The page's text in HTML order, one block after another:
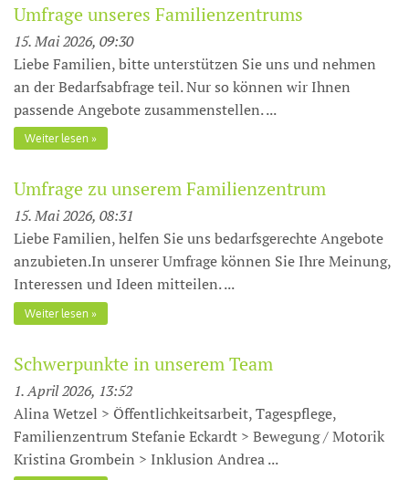
Umfrage unseres Familienzentrums
15. Mai 2026, 09:30
Liebe Familien, bitte unterstützen Sie uns und nehmen
an der Bedarfsabfrage teil. Nur so können wir Ihnen
passende Angebote zusammenstellen. ...
Weiter lesen
Umfrage zu unserem Familienzentrum
15. Mai 2026, 08:31
Liebe Familien, helfen Sie uns bedarfsgerechte Angebote
anzubieten.In unserer Umfrage können Sie Ihre Meinung,
Interessen und Ideen mitteilen. ...
Weiter lesen
Schwerpunkte in unserem Team
1. April 2026, 13:52
Alina Wetzel > Öffentlichkeitsarbeit, Tagespflege,
Familienzentrum Stefanie Eckardt > Bewegung / Motorik
Kristina Grombein > Inklusion Andrea ...